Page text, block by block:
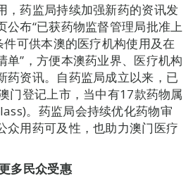
，药监局持续加强新药的资讯发
公布“已获药物监督管理局批准上
件可供本澳的医疗机构使用及在
单”，方便本澳药业界、医疗机构
药资讯。自药监局成立以来，已
门登记上市，当中有17款药物属
。药监局会持续优化药物审
众用药可及性，也助力澳门医疗
多民众受惠